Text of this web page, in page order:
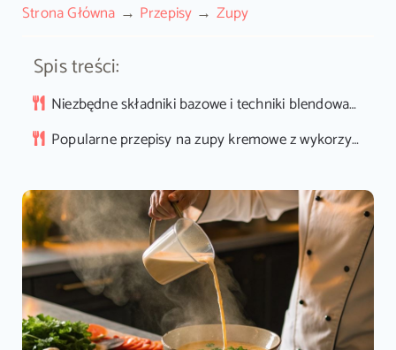
Search
Sklep PrimeCook
Strona Główna Przepisy Zupy
Spis treści:
Niezbędne składniki bazowe i techniki blendowania
Popularne przepisy na zupy kremowe z wykorzystaniem blendera